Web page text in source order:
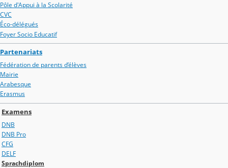
Pôle d'Appui à la Scolarité
CVC
Éco-délégués
Foyer Socio Educatif
Partenariats
Fédération de parents d’élèves
Mairie
Arabesque
Erasmus
Examens
DNB
DNB Pro
CFG
DELF
Sprachdiplom